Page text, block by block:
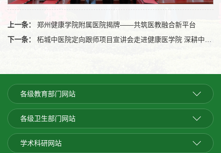
上一条：
郑州健康学院附属医院揭牌——共筑医教融合新平台
下一条：
柘城中医院定向跟师项目宣讲会走进健康医学院 深耕中医传承育人才
各级教育部门网站
各级卫生部门网站
学术科研网站